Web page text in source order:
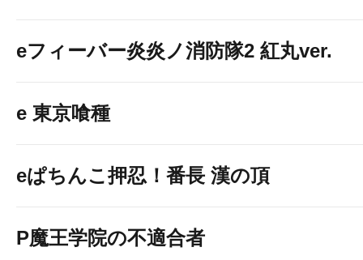
PS調査員
スロシック
eフィーバー炎炎ノ消防隊2 紅丸ver.
e 東京喰種
eぱちんこ押忍！番長 漢の頂
P魔王学院の不適合者